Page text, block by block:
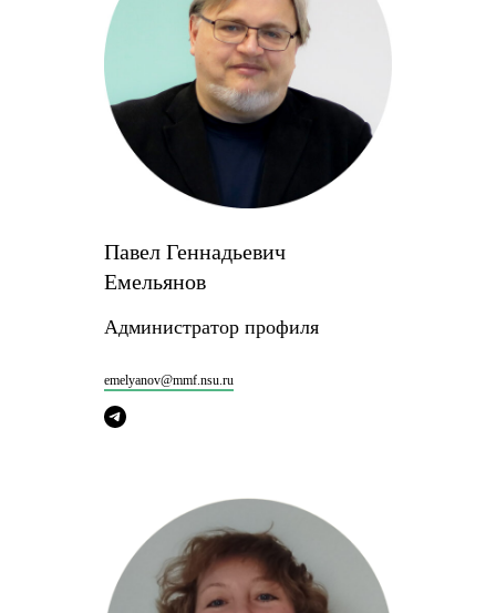
Павел Геннадьевич
Емельянов
Администратор профиля
emelyanov@mmf.nsu.ru